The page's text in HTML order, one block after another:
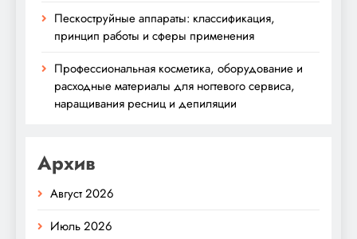
Пескоструйные аппараты: классификация,
принцип работы и сферы применения
Профессиональная косметика, оборудование и
расходные материалы для ногтевого сервиса,
наращивания ресниц и депиляции
Архив
Август 2026
Июль 2026